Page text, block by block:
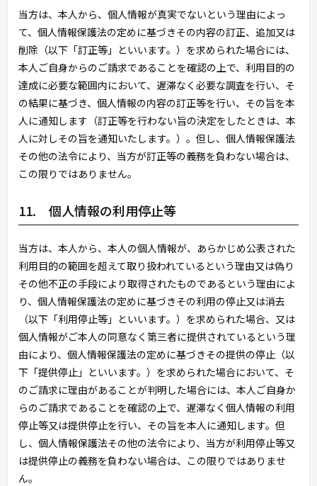
当方は、本人から、個人情報が真実でないという理由によっ
て、個人情報保護法の定めに基づきその内容の訂正、追加又は
削除（以下「訂正等」といいます。）を求められた場合には、
本人ご自身からのご請求であることを確認の上で、利用目的の
達成に必要な範囲内において、遅滞なく必要な調査を行い、そ
の結果に基づき、個人情報の内容の訂正等を行い、その旨を本
人に通知します（訂正等を行わない旨の決定をしたときは、本
人に対しその旨を通知いたします。）。但し、個人情報保護法
その他の法令により、当方が訂正等の義務を負わない場合は、
この限りではありません。
11. 個人情報の利用停止等
当方は、本人から、本人の個人情報が、あらかじめ公表された
利用目的の範囲を超えて取り扱われているという理由又は偽り
その他不正の手段により取得されたものであるという理由によ
り、個人情報保護法の定めに基づきその利用の停止又は消去
（以下「利用停止等」といいます。）を求められた場合、又は
個人情報がご本人の同意なく第三者に提供されているという理
由により、個人情報保護法の定めに基づきその提供の停止（以
下「提供停止」といいます。）を求められた場合において、そ
のご請求に理由があることが判明した場合には、本人ご自身か
らのご請求であることを確認の上で、遅滞なく個人情報の利用
停止等又は提供停止を行い、その旨を本人に通知します。但
し、個人情報保護法その他の法令により、当方が利用停止等又
は提供停止の義務を負わない場合は、この限りではありませ
ん。